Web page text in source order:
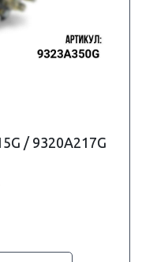
/ 9320A217G